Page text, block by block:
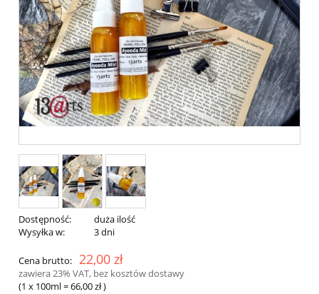
Dostępność:
duża ilość
Wysyłka w:
3 dni
Cena brutto: 22,00 zł
zawiera 23% VAT, bez kosztów dostawy
(1 x 100ml=66,00 zł)